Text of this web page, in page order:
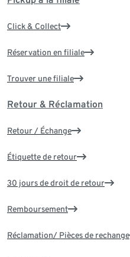
Click & Collect
Réservation en filiale
Trouver une filiale
Retour & Réclamation
Retour / Échange
Étiquette de retour
30 jours de droit de retour
Remboursement
Réclamation/ Pièces de rechange